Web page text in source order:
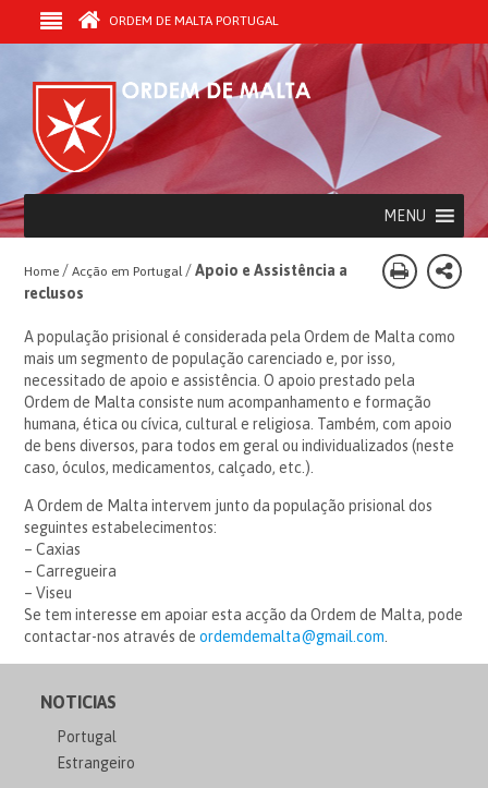
ORDEM DE MALTA PORTUGAL
MENU
Home /Acção em Portugal /Apoio e Assistência a
reclusos
A população prisional é considerada pela Ordem de Malta como
mais um segmento de população carenciado e, por isso,
necessitado de apoio e assistência. O apoio prestado pela
Ordem de Malta consiste num acompanhamento e formação
humana, ética ou cívica, cultural e religiosa. Também, com apoio
de bens diversos, para todos em geral ou individualizados (neste
caso, óculos, medicamentos, calçado, etc.).
A Ordem de Malta intervem junto da população prisional dos
seguintes estabelecimentos:
– Caxias
– Carregueira
– Viseu
Se tem interesse em apoiar esta acção da Ordem de Malta, pode
contactar-nos através deordemdemalta@gmail.com
NOTICIAS
Portugal
Estrangeiro